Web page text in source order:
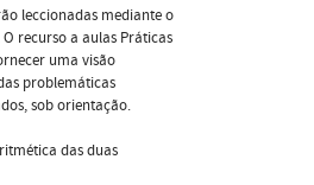
leccionadas mediante o
recurso a aulas Práticas
uma visão
problemáticas
sob orientação.
das duas